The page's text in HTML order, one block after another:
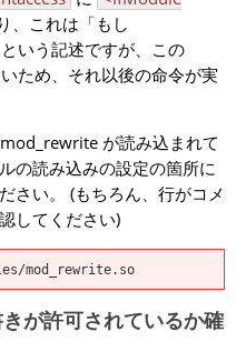
、これは「もし
いう記述ですが、この
ため、それ以後の命令が実
が読み込まれて
の読み込みの設定の箇所に
さい。 (もちろん、行がコメ
してください)
mod_rewrite.so
が許可されているか確